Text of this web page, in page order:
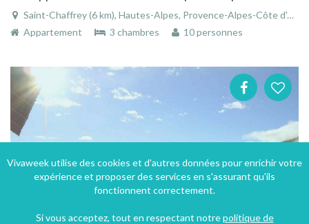
Saint-Chaffrey (6 km), Hautes-Alpes, Provence-Alpes-Côte d'Azur, France
Appartement
3 chambres 10 personnes
Vivaweek utilise des cookies et d'autres données pour enrichir votre
expérience et proposer des services en s'assurant qu'ils
fonctionnent correctement.
Si vous acceptez, tout en respectant notrepolitique de